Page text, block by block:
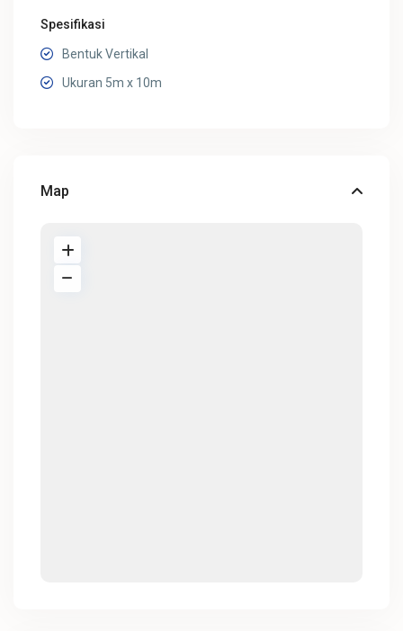
Spesifikasi
Bentuk Vertikal
Ukuran 5m x 10m
Map